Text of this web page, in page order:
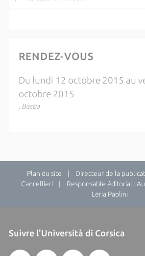
RENDEZ-VOUS
Du lundi 12 octobre 2015 au
octobre 2015
, Bastia
Plan du site | Directeur de la
Cancellieri | Responsable éditorial :
Leria Paolini
Suivre l'Università di Corsica